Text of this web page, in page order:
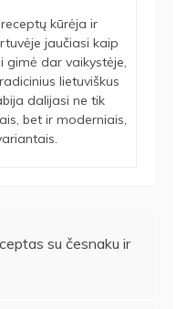
kūrėja ir
jaučiasi kaip
gimė dar vaikystėje,
lietuviškus
dalijasi ne tik
bet ir moderniais,
su česnaku ir